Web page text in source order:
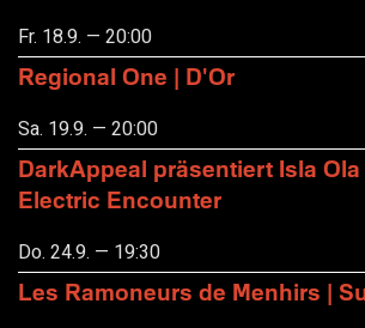
Fr. 18.9. — 20:00
Regional One | D'Or
Sa. 19.9. — 20:00
DarkAppeal präsentiert Isla Ola
Electric Encounter
Do. 24.9. — 19:30
Les Ramoneurs de Menhirs |